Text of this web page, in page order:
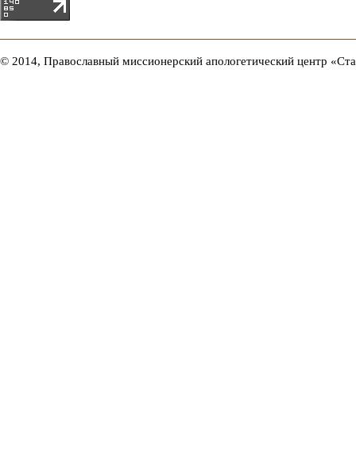
© 2014, Православный миссионерский апологетический центр